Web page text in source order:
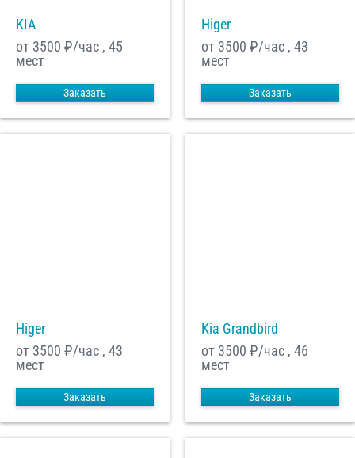
KIA
от 3500 ₽/час , 45
мест
Заказать
Higer
от 3500 ₽/час , 43
мест
Заказать
Higer
от 3500 ₽/час , 43
мест
Заказать
Kia Grandbird
от 3500 ₽/час , 46
мест
Заказать
ознакомлен(а), даю согласие на
обработку моих Персональных данных
Отправить заказ